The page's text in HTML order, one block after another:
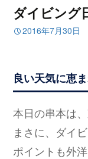
ダイビング
2016年7月30日
良い天気に恵
本日の串本は
まさに、ダイ
ポイントも外